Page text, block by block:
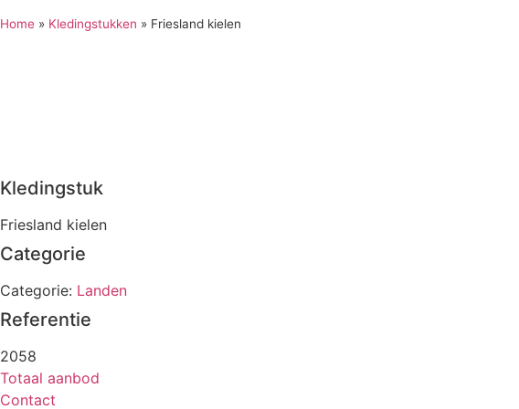
Home » Kledingstukken » Friesland kielen
Kledingstuk
Friesland kielen
Categorie
Categorie: Landen
Referentie
2058
Totaal aanbod
Contact